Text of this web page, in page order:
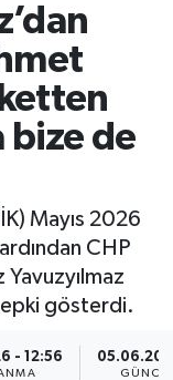
bize de
Mayıs 2026
CHP
Yavuzyılmaz
gösterdi.
- 12:56